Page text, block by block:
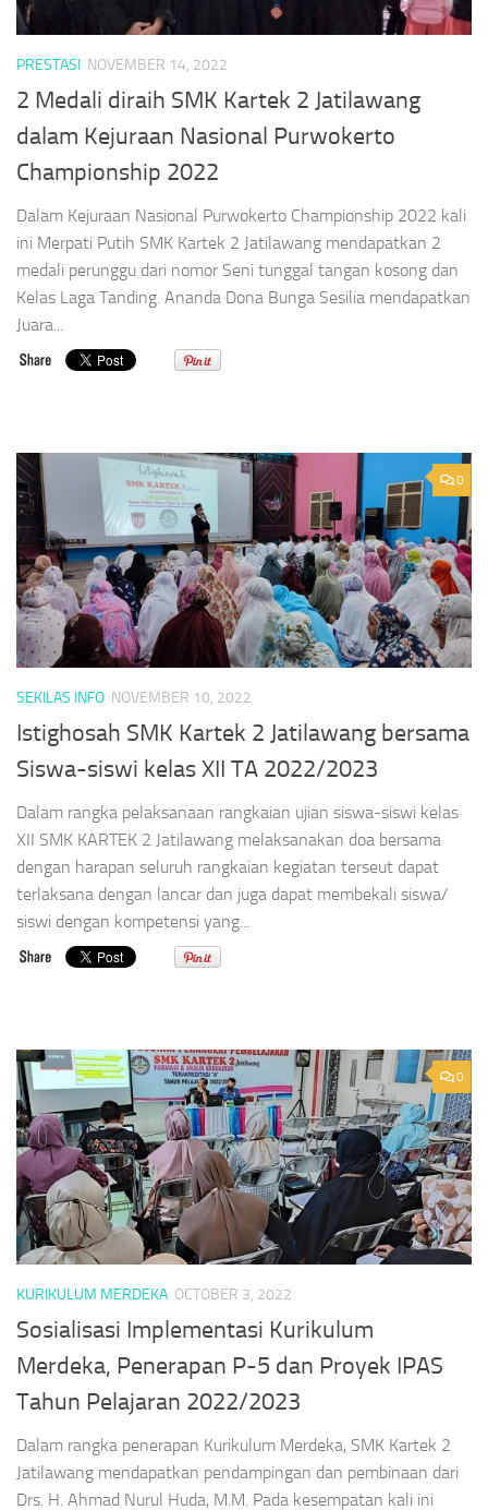
PRESTASI NOVEMBER 14, 2022
2 Medali diraih SMK Kartek 2 Jatilawang
dalam Kejuraan Nasional Purwokerto
Championship 2022
Dalam Kejuraan Nasional Purwokerto Championship 2022 kali
ini Merpati Putih SMK Kartek 2 Jatilawang mendapatkan 2
medali perunggu dari nomor Seni tunggal tangan kosong dan
Kelas Laga Tanding. Ananda Dona Bunga Sesilia mendapatkan
Juara...
0
SEKILAS INFO NOVEMBER 10, 2022
Istighosah SMK Kartek 2 Jatilawang bersama
Siswa-siswi kelas XII TA 2022/2023
Dalam rangka pelaksanaan rangkaian ujian siswa-siswi kelas
XII SMK KARTEK 2 Jatilawang melaksanakan doa bersama
dengan harapan seluruh rangkaian kegiatan terseut dapat
terlaksana dengan lancar dan juga dapat membekali siswa/
siswi dengan kompetensi yang...
0
KURIKULUM MERDEKA OCTOBER 3, 2022
Sosialisasi Implementasi Kurikulum
Merdeka, Penerapan P-5 dan Proyek IPAS
Tahun Pelajaran 2022/2023
Dalam rangka penerapan Kurikulum Merdeka, SMK Kartek 2
Jatilawang mendapatkan pendampingan dan pembinaan dari
Drs. H. Ahmad Nurul Huda, M.M. Pada kesempatan kali ini